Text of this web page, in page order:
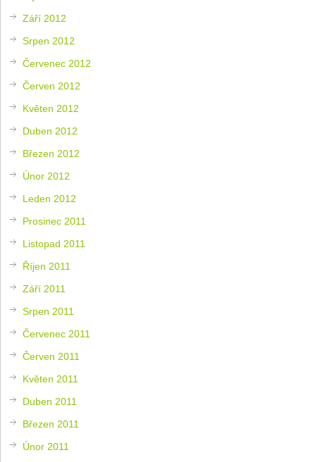
Září 2012
Srpen 2012
Červenec 2012
Červen 2012
Květen 2012
Duben 2012
Březen 2012
Únor 2012
Leden 2012
Prosinec 2011
Listopad 2011
Říjen 2011
Září 2011
Srpen 2011
Červenec 2011
Červen 2011
Květen 2011
Duben 2011
Březen 2011
Únor 2011